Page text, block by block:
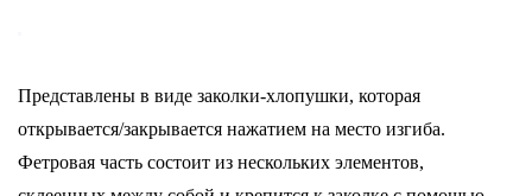
Представлены в виде заколки-хлопушки, которая
открывается/закрывается нажатием на место изгиба.
Фетровая часть состоит из нескольких элементов,